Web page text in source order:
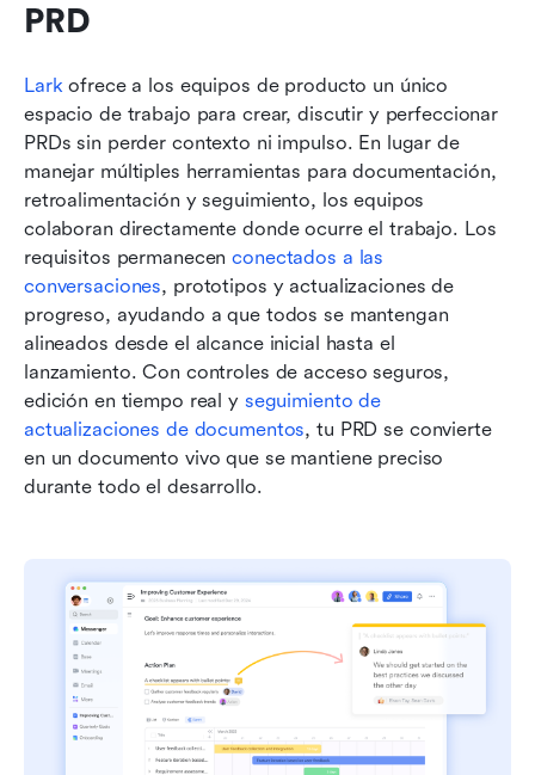
PRD
Lark ofrece a los equipos de producto un único
espacio de trabajo para crear, discutir y perfeccionar
PRDs sin perder contexto ni impulso. En lugar de
manejar múltiples herramientas para documentación,
retroalimentación y seguimiento, los equipos
colaboran directamente donde ocurre el trabajo. Los
requisitos permanecen conectados a las
conversaciones, prototipos y actualizaciones de
progreso, ayudando a que todos se mantengan
alineados desde el alcance inicial hasta el
lanzamiento. Con controles de acceso seguros,
edición en tiempo real y seguimiento de
actualizaciones de documentos, tu PRD se convierte
en un documento vivo que se mantiene preciso
durante todo el desarrollo.